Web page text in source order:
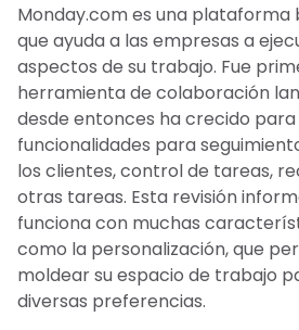
Monday.com es una plataforma
que ayuda a las empresas a
aspectos de su trabajo. Fue
herramienta de colaboración
desde entonces ha crecido
funcionalidades para
los clientes, control de tareas,
otras tareas. Esta revisión
funciona con muchas
como la personalización, que
moldear su espacio de trabajo
diversas preferencias.